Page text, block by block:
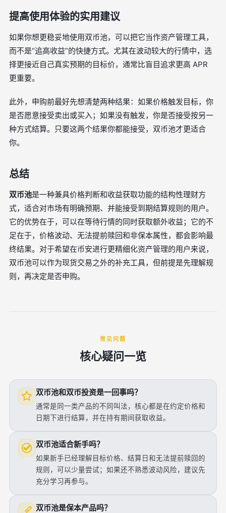
提高使用体验的实用建议
如果你想更稳妥地使用双币池，可以把它当作资产管理工具，
而不是“追高收益”的快捷方式。尤其在波动较大的行情中，选
择更接近自己真实预期的目标价，通常比盲目追求更高 APR
更重要。
此外，申购前最好先想清楚两种结果：如果价格触发目标，你
是否愿意接受卖出或买入；如果没有触发，你是否接受按另一
种方式结算。只要这两个结果你都能接受，双币池才更适合
你。
总结
双币池是一种兼具价格判断和收益获取功能的结构性理财方
式，适合对市场有明确预期、并能接受到期结算规则的用户。
它的优势在于，可以在等待行情的同时获取额外收益；它的不
足在于，价格波动、无法提前赎回和非保本属性，都会影响最
终结果。对于希望在币安进行更精细化资产管理的用户来说，
双币池可以作为现货交易之外的补充工具，但前提是先理解规
则，再决定是否申购。
常见问题
核心疑问一览
双币池和双币投资是一回事吗？
通常是同一类产品的不同叫法，核心都是在约定价格和
日期下进行结算，并在持有期间获取收益。
双币池适合新手吗？
如果新手已经理解目标价格、结算日和无法提前赎回的
规则，可以少量尝试；如果还不熟悉波动风险，建议先
充分学习再参与。
双币池是保本产品吗？